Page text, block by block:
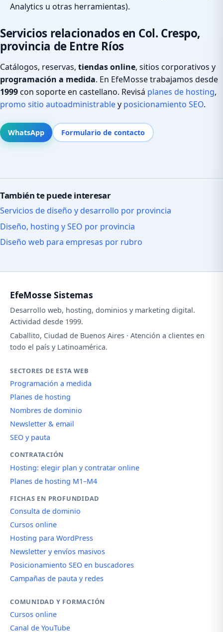
Analytics u otras herramientas).
Servicios relacionados en Col. Crespo,
provincia de Entre Ríos
Catálogos, reservas, tiendas online, sitios corporativos y
programación a medida. En EfeMosse trabajamos desde
1999con soporte en castellano. Revisá planes de hosting,
promo sitio autoadministrabley posicionamiento SEO.
WhatsApp Formulario de contacto
También te puede interesar
Servicios de diseño y desarrollo por provincia
Diseño, hosting y SEO por provincia
Diseño web para empresas por rubro
EfeMosse Sistemas
Desarrollo web, hosting, dominios y marketing digital.
Actividad desde 1999.
Caballito, Ciudad de Buenos Aires · Atención a clientes en
todo el país y Latinoamérica.
SECTORES DE ESTA WEB
Programación a medida
Planes de hosting
Nombres de dominio
Newsletter & email
SEO y pauta
CONTRATACIÓN
Hosting: elegir plan y contratar online
Planes de hosting M1–M4
FICHAS EN PROFUNDIDAD
Consulta de dominio
Cursos online
Hosting para WordPress
Newsletter y envíos masivos
Posicionamiento SEO en buscadores
Campañas de pauta y redes
COMUNIDAD Y FORMACIÓN
Cursos online
Canal de YouTube